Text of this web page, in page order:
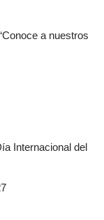
a nuestros
Internacional del